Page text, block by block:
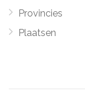
Provincies
Plaatsen